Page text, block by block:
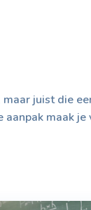
juist die
aanpak maak